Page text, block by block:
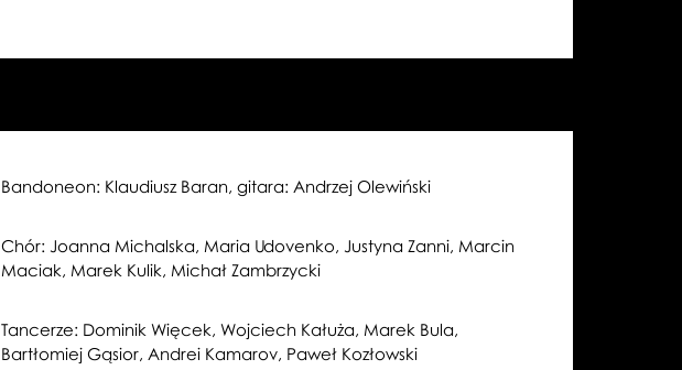
Bandoneon: Klaudiusz Baran, gitara: Andrzej Olewiński
Chór: Joanna Michalska, Maria Udovenko, Justyna Zanni, Marcin
Maciak, Marek Kulik, Michał Zambrzycki
Tancerze: Dominik Więcek, Wojciech Kałuża, Marek Bula,
Bartłomiej Gąsior, Andrei Kamarov, Paweł Kozłowski